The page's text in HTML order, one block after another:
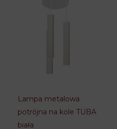
Lampa metalowa
potrójna na kole TUBA
biała